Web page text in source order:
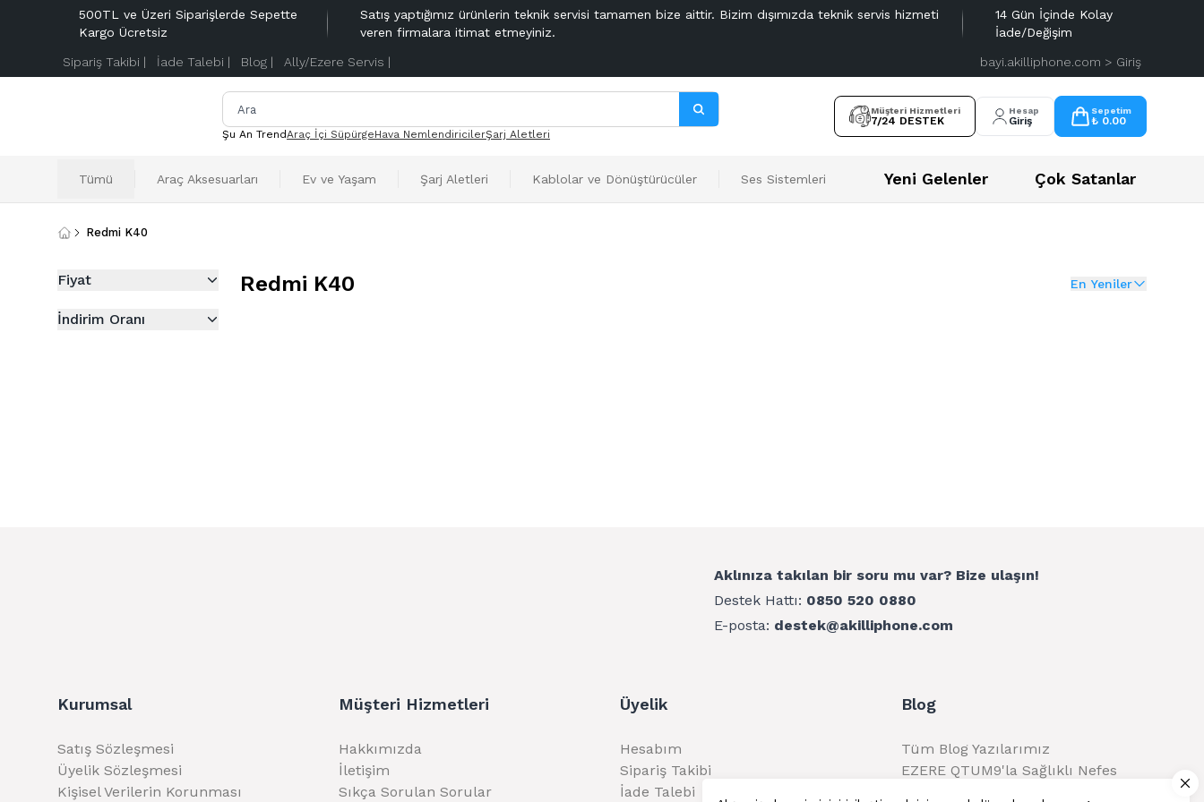
500TL ve Üzeri Siparişlerde Sepette
Kargo Ücretsiz
Satış yaptığımız ürünlerin teknik servisi tamamen bize aittir. Bizim dışımızda teknik servis hizmeti
veren firmalara itimat etmeyiniz.
14 Gün İçinde Kolay
İade/Değişim
Sipariş Takibi | İade Talebi | Blog | Ally/Ezere Servis | bayi.akilliphone.com > Giriş
Şu An TrendAraç İçi SüpürgeHava NemlendiricilerŞarj Aletleri
Müşteri Hizmetleri
7/24 DESTEK
Hesap
Giriş
Sepetim
₺ 0.00
Tümü Araç Aksesuarları Ev ve Yaşam Şarj Aletleri Kablolar ve Dönüştürücüler Ses Sistemleri Yeni Gelenler Çok Satanlar
Redmi K40
Fiyat
İndirim Oranı
Redmi K40 En Yeniler
Aklınıza takılan bir soru mu var? Bize ulaşın!
Destek Hattı: 0850 520 0880
E-posta: destek@akilliphone.com
Kurumsal
Satış Sözleşmesi
Üyelik Sözleşmesi
Kişisel Verilerin Korunması
Müşteri Hizmetleri
Hakkımızda
İletişim
Sıkça Sorulan Sorular
Üyelik
Hesabım
Sipariş Takibi
İade Talebi
Blog
Tüm Blog Yazılarımız
EZERE QTUM9'la Sağlıklı Nefes